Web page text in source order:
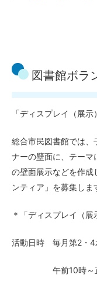
図書館ボラ
「ディスプレイ（展示
総合市民図書館では、
ナーの壁面に、テーマ
の壁面展示などを作成
ンティア」を募集しま
＊「ディスプレイ（
活動日時 毎月第2・4
午前10時～